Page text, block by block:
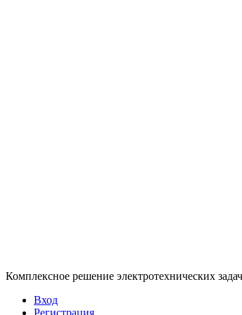
Комплексное решение электротехнических задач
Вход
Регистрация